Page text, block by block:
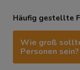
Häufig gestellte
Wie groß
Personen sein?